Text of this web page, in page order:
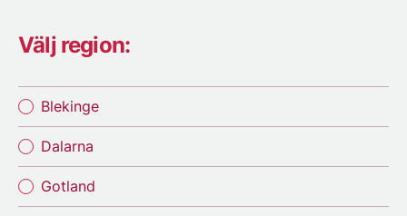
Välj region:
Blekinge
Dalarna
Gotland